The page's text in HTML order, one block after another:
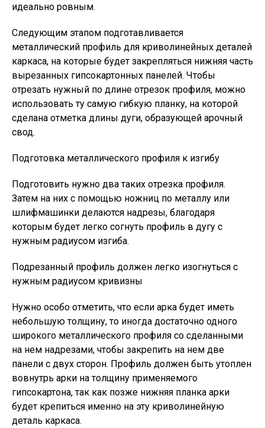
идеально ровным.
Следующим этапом подготавливается
металлический профиль для криволинейных деталей
каркаса, на которые будет закрепляться нижняя часть
вырезанных гипсокартонных панелей. Чтобы
отрезать нужный по длине отрезок профиля, можно
использовать ту самую гибкую планку, на которой
сделана отметка длины дуги, образующей арочный
свод.
Подготовка металлического профиля к изгибу
Подготовить нужно два таких отрезка профиля.
Затем на них с помощью ножниц по металлу или
шлифмашинки делаются надрезы, благодаря
которым будет легко согнуть профиль в дугу с
нужным радиусом изгиба.
Подрезанный профиль должен легко изогнуться с
нужным радиусом кривизны
Нужно особо отметить, что если арка будет иметь
небольшую толщину, то иногда достаточно одного
широкого металлического профиля со сделанными
на нем надрезами, чтобы закрепить на нем две
панели с двух сторон. Профиль должен быть утоплен
вовнутрь арки на толщину применяемого
гипсокартона, так как позже нижняя планка арки
будет крепиться именно на эту криволинейную
деталь каркаса.